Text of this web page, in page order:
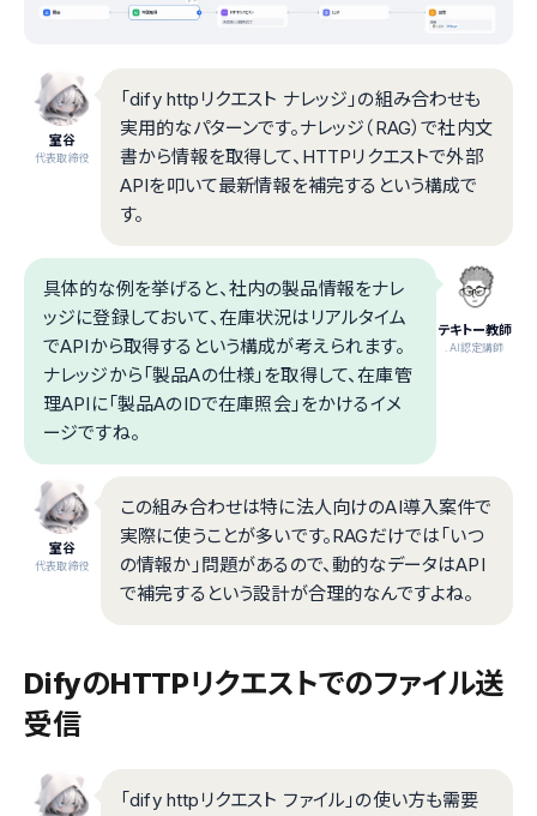
室谷
代表取締役
「dify httpリクエスト ナレッジ」の組み合わせも
実用的なパターンです。ナレッジ（RAG）で社内文
書から情報を取得して、HTTPリクエストで外部
APIを叩いて最新情報を補完するという構成で
す。
テキトー教師
.AI認定講師
具体的な例を挙げると、社内の製品情報をナレ
ッジに登録しておいて、在庫状況はリアルタイム
でAPIから取得するという構成が考えられます。
ナレッジから「製品Aの仕様」を取得して、在庫管
理APIに「製品AのIDで在庫照会」をかけるイメ
ージですね。
室谷
代表取締役
この組み合わせは特に法人向けのAI導入案件で
実際に使うことが多いです。RAGだけでは「いつ
の情報か」問題があるので、動的なデータはAPI
で補完するという設計が合理的なんですよね。
DifyのHTTPリクエストでのファイル送
受信
「dify httpリクエスト ファイル」の使い方も需要